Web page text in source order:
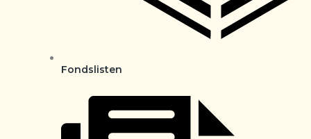
Fondslisten